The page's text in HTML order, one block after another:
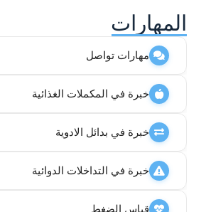
المهارات
مهارات تواصل
خبرة في المكملات الغذائية
خبرة في بدائل الادوية
خبرة في التداخلات الدوائية
قياس الضغط